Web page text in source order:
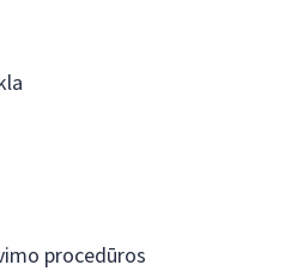
procedūros